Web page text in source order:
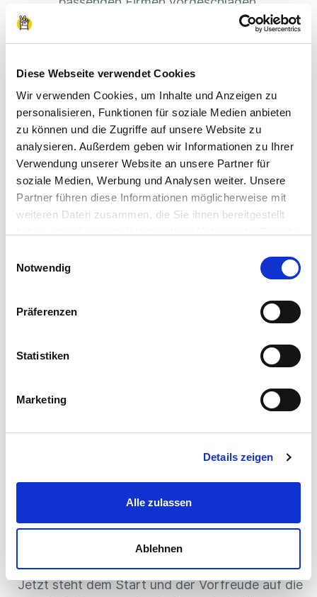
Diese Webseite verwendet Cookies
Wir verwenden Cookies, um Inhalte und Anzeigen zu
personalisieren, Funktionen für soziale Medien anbieten
zu können und die Zugriffe auf unsere Website zu
analysieren. Außerdem geben wir Informationen zu Ihrer
Verwendung unserer Website an unsere Partner für
soziale Medien, Werbung und Analysen weiter. Unsere
Partner führen diese Informationen möglicherweise mit
weiteren Daten zusammen, die Sie ihnen bereitgestellt
Impressum
Notwendig
Präferenzen
Statistiken
Marketing
Details zeigen
Alle zulassen
Ablehnen
In deinem Profil kannst du immer den aktuellen
ein Unternehmen annimmt, bekommst du eine
Benachrichtigung.
3. Berufe ausprobieren
An deinen ausgewählten Tagen lernst du nun
abwechslungsreich durch die Ausbilder:innen
gestaltet.
Jetzt steht dem Start und der Vorfreude auf die